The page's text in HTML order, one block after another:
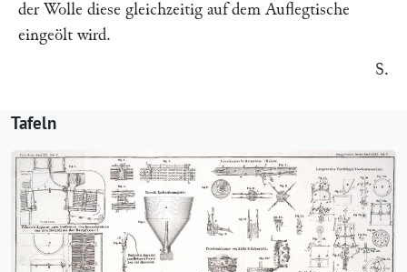
der Wolle diese gleichzeitig auf dem Auflegtische
eingeölt wird.
S.
Tafeln